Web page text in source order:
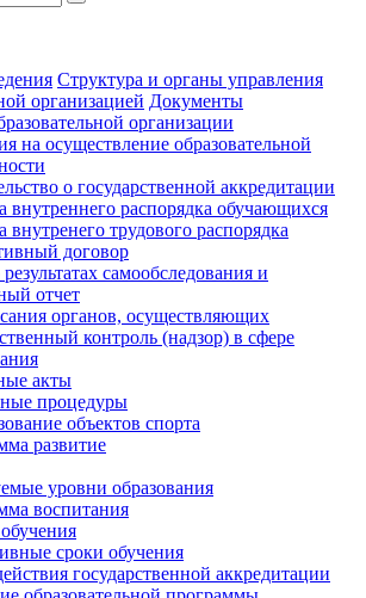
Структура и органы управления
организацией Документы
организации
на осуществление образовательной
о государственной аккредитации
внутреннего распорядка обучающихся
внутренего трудового распорядка
договор
самообследования и
отчет
органов, осуществляющих
контроль (надзор) в сфере
акты
процедуры
объектов спорта
развитие
уровни образования
воспитания
сроки обучения
государственной аккредитации